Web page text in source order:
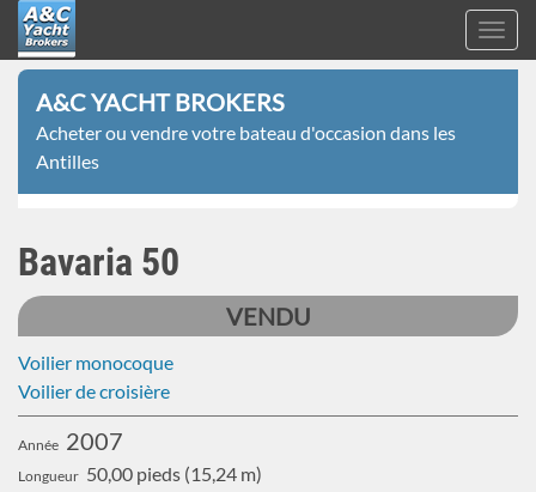
Aller
contenu
principal
A&C
Yacht
Brokers
A&C YACHT BROKERS
Acheter ou vendre votre bateau d'occasion dans les
Antilles
Bavaria 50
VENDU
Voilier monocoque
Voilier de croisière
Année 2007
Longueur 50,00 pieds (15,24 m)